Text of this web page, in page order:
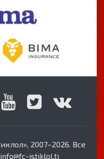
2007–2026. Все
istiklol.tj